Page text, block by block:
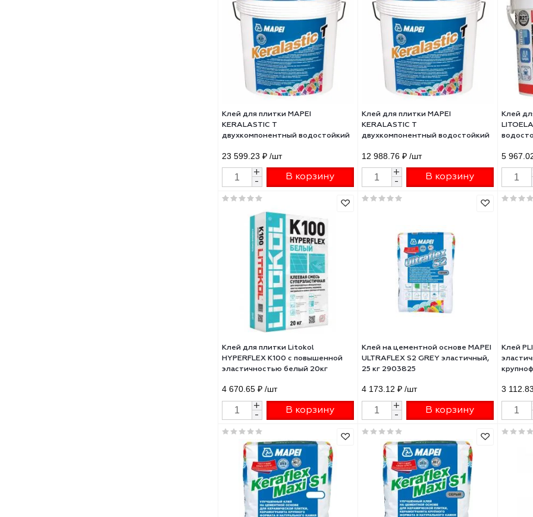
Клей для плитки Ceresit CM17
Super Flex
высоковысокоэластичный
универсальный 5кг серый
677.06 ₽ /шт
+ В корзину
Клей для плитки UNIS ГРАНИТ
5кг
280.91 ₽ /шт
+ В корзину
Клей для плитки MAPEI
KERALASTIC T
двухкомпонентный водостойкий
23 599.23 ₽ /шт
+
Клей для плитки MAPEI
12 988.76 ₽ /шт
В корзину